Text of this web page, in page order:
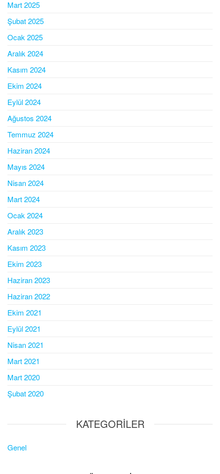
Mart 2025
Şubat 2025
Ocak 2025
Aralık 2024
Kasım 2024
Ekim 2024
Eylül 2024
Ağustos 2024
Temmuz 2024
Haziran 2024
Mayıs 2024
Nisan 2024
Mart 2024
Ocak 2024
Aralık 2023
Kasım 2023
Ekim 2023
Haziran 2023
Haziran 2022
Ekim 2021
Eylül 2021
Nisan 2021
Mart 2021
Mart 2020
Şubat 2020
KATEGORILER
Genel